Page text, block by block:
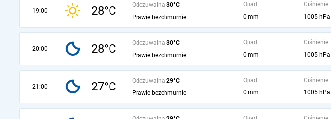
19:00 28°C Odczuwalna 30°C
Prawie bezchmurnie
Opad:
0 mm
Ciśnienie:
1005 hPa
20:00 28°C Odczuwalna 30°C
Prawie bezchmurnie
Opad:
0 mm
Ciśnienie:
1005 hPa
21:00 27°C Odczuwalna 29°C
Prawie bezchmurnie
Opad:
0 mm
Ciśnienie:
1005 hPa